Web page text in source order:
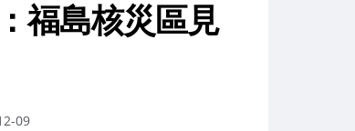
福島核災區見
09